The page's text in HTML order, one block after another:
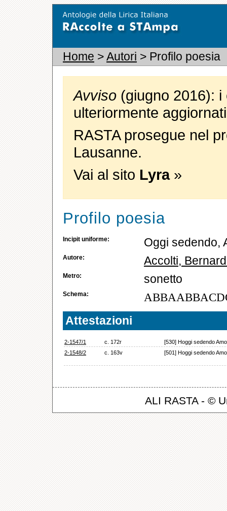
Home >Autori > Profilo poesia
Avviso (giugno 2016):
ulteriormente
RASTA prosegue nel
Lausanne.
Vai al sito Lyra»
Profilo poesia
Incipit uniforme: Oggi sedendo,
Autore: Accolti,
Metro: sonetto
Schema:
Attestazioni
2-1547/1 c. 172r
[530] Hoggi sedendo
2-1548/2
c. 163v [501] Hoggi sedendo
ALI RASTA - ©